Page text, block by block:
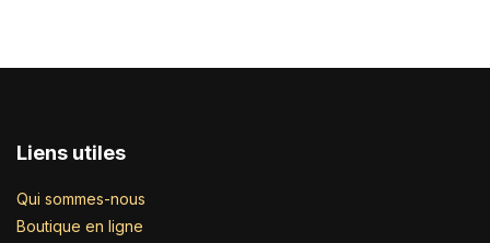
Liens utiles
Qui sommes-nous
Boutique en ligne